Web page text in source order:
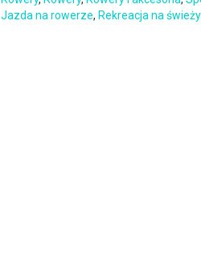
Jazda na rowerze, Rekreacja na